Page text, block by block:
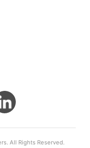
All Rights Reserved.